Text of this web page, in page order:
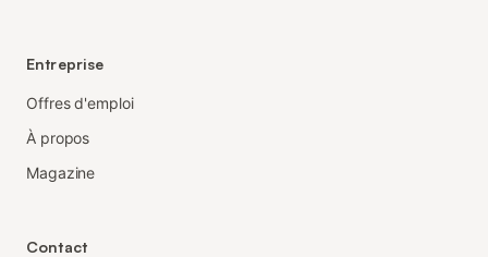
Entreprise
Offres d'emploi
À propos
Magazine
Contact